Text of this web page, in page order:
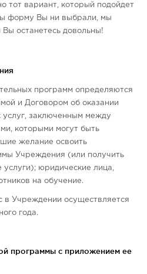
тот вариант, который подойдет
форму Вы ни выбрали, мы
останетесь довольны!
программ определяются
и Договором об оказании
услуг, заключенным между
которыми могут быть
желание освоить
Учреждения (или получить
юридические лица,
на обучение.
в Учреждении осуществляется
года.
программы с приложением ее